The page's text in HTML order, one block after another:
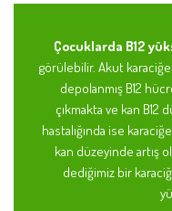
Çocuklarda B12
görülebilir. Akut
depolanmış B12
çıkmakta ve kan B12
hastalığında ise
kan düzeyinde artış
dediğimiz bir